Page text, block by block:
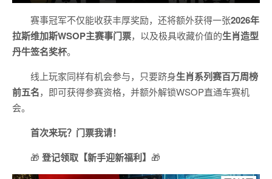
赛事冠军不仅能收获丰厚奖励，还将额外获得一张2026年
拉斯维加斯WSOP主赛事门票，以及极具收藏价值的生肖造型
丹牛签名奖杯。
线上玩家同样有机会参与，只要跻身生肖系列赛百万周榜
前五名，即可获得参赛资格，并额外解锁WSOP直通车赛机
会。
首次来玩？门票我请！
🎁 登记领取【新手迎新福利】 🎁